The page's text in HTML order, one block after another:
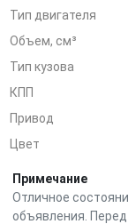
Тип двигателя
Объем, см³
Тип кузова
КПП
Привод
Цвет
Примечание
Отличное
объявления. Перед